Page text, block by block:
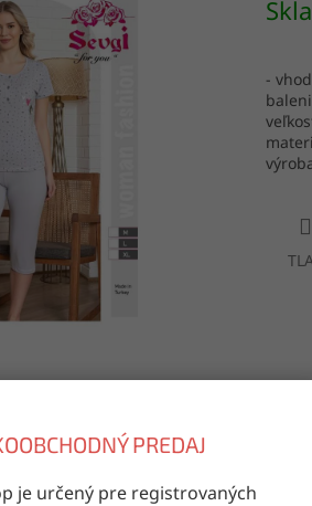
PREDAJ
je určený pre registrovaných
-
dňa